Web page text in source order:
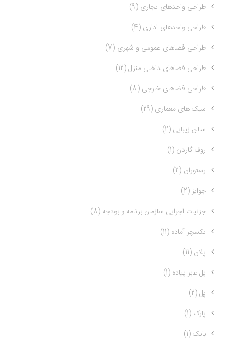
طراحی واحدهای تجاری (9)
طراحی واحدهای اداری (4)
طراحی فضاهای عمومی و شهری (7)
طراحی فضاهای داخلی منزل (12)
طراحی فضاهای خارجی (8)
سبک های معماری (29)
سالن زیبایی (2)
روف گاردن (1)
رستوران (2)
جوایز (2)
جزئیات اجرایی سازمان برنامه و بودجه (8)
تکسچر آماده (11)
پلان (11)
پل عابر پیاده (1)
پل (2)
پارک (1)
بانک (1)